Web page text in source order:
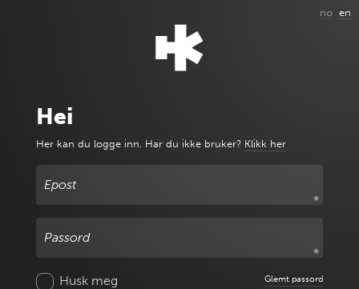
no en
Hei
Her kan du logge inn. Har du ikke bruker? Klikk her
Epost
Passord
Husk meg Glemt passord